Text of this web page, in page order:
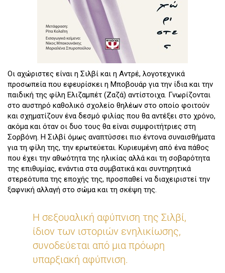
Οι αχώριστες είναι η Σιλβί και η Αντρέ, λογοτεχνικά
προσωπεία που εφευρίσκει η Μποβουάρ για την ίδια και την
παιδική της φίλη Ελιζαμπέτ (Ζαζά) αντίστοιχα. Γνωρίζονται
στο αυστηρό καθολικό σχολείο θηλέων στο οποίο φοιτούν
και σχηματίζουν ένα δεσμό φιλίας που θα αντέξει στο χρόνο,
ακόμα και όταν οι δυο τους θα είναι συμφοιτήτριες στη
Σορβόνη. Η Σιλβί όμως αναπτύσσει πιο έντονα συναισθήματα
για τη φίλη της, την ερωτεύεται. Κυριευμένη από ένα πάθος
που έχει την αθωότητα της ηλικίας αλλά και τη σοβαρότητα
της επιθυμίας, ενάντια στα συμβατικά και συντηρητικά
στερεότυπα της εποχής της, προσπαθεί να διαχειριστεί την
ξαφνική αλλαγή στο σώμα και τη σκέψη της.
Η σεξουαλική αφύπνιση της Σιλβί,
ίδιον των ιστοριών ενηλικίωσης,
συνοδεύεται από μια πρόωρη
υπαρξιακή αφύπνιση.